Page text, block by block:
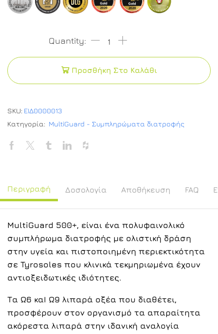
Προσθήκη Στο Καλάθι
SKU: ΕΙΔ0000013
Κατηγορία: MultiGuard - Συμπληρώματα διατροφής
Περιγραφή Δοσολογία Αποθήκευση FAQ
MultiGuard 500+, είναι ένα πολυφαινολικό
συμπλήρωμα διατροφής με ολιστική δράση
στην υγεία και πιστοποιημένη περιεκτικότητα
σε Tyrosoles που κλινικά τεκμηριωμένα έχουν
αντιοξειδωτικές ιδιότητες.
Τα Ω6 καΙ Ω9 λιπαρά οξέα που διαθέτει,
προσφέρουν στον οργανισμό τα απαραίτητα
ακόρεστα λιπαρά στην ιδανική αναλογία